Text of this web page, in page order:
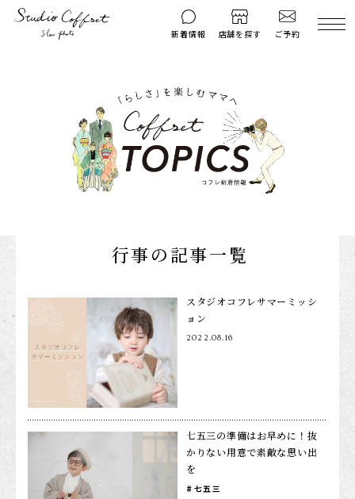
新着情報 店舗を探す ご予約
はじめての方へ 料金シミュレーション
衣装ギャラリー よくある質問
キャンペーン コフレマグ
お宮参り
入学・卒業記念
1/2成人式・十歳の祝い
十三祝い・十三参り
マタニティ
家族写真・記念写真
1歳誕生日
行事の記事一覧
スタジオコフレサマーミッシ
ョン
2022.08.16
七五三の準備はお早めに！抜
かりない用意で素敵な思い出
を
七五三